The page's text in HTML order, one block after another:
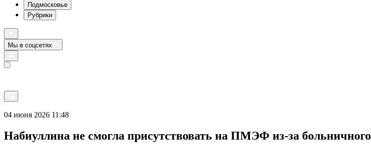
Подмосковье
Рубрики
Мы в соцсетях
04 июня 2026 11:48
Набиуллина не смогла присутствовать на ПМЭФ из-за больничного